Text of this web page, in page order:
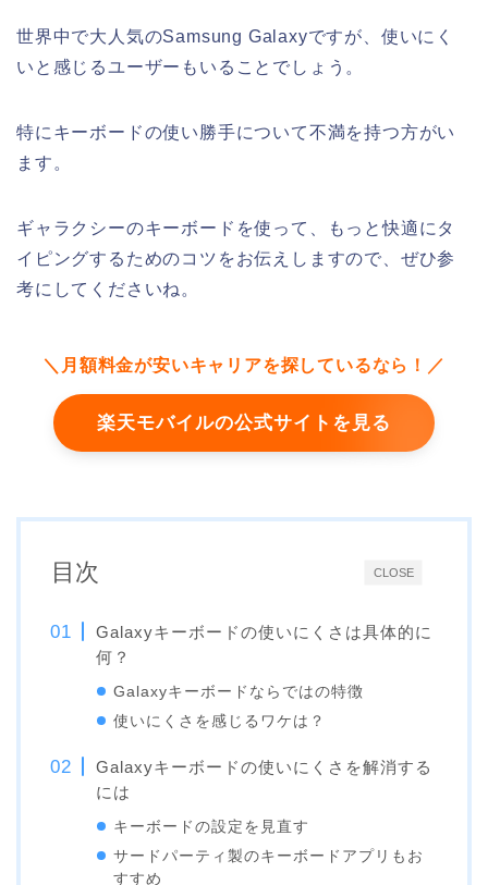
世界中で大人気のSamsung Galaxyですが、使いにく
いと感じるユーザーもいることでしょう。
特にキーボードの使い勝手について不満を持つ方がい
ます。
ギャラクシーのキーボードを使って、もっと快適にタ
イピングするためのコツをお伝えしますので、ぜひ参
考にしてくださいね。
＼月額料金が安いキャリアを探しているなら！／
楽天モバイルの公式サイトを見る
CLOSE
目次
Galaxyキーボードの使いにくさは具体的に
何？
Galaxyキーボードならではの特徴
使いにくさを感じるワケは？
Galaxyキーボードの使いにくさを解消する
には
キーボードの設定を見直す
サードパーティ製のキーボードアプリもお
すすめ